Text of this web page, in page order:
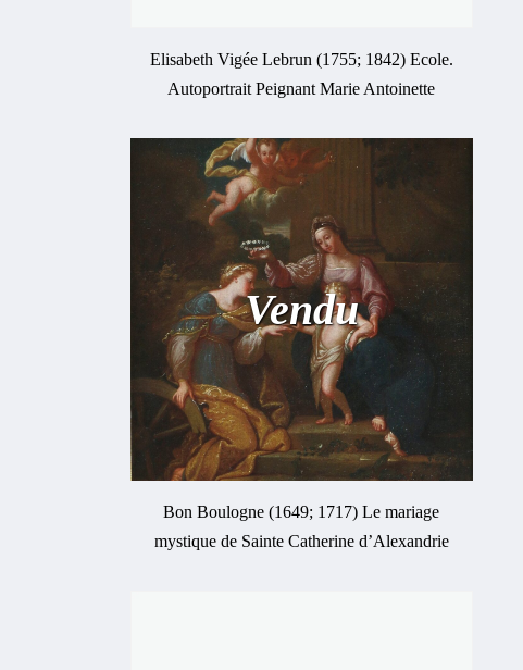
Elisabeth Vigée Lebrun (1755; 1842) Ecole.
Autoportrait Peignant Marie Antoinette
Vendu
Bon Boulogne (1649; 1717) Le mariage
mystique de Sainte Catherine d’Alexandrie